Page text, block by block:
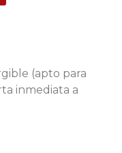
(apto para
inmediata a